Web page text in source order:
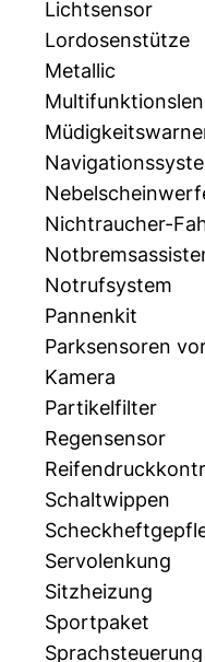
Lichtsensor
Lordosenstütze
Metallic
Nichtraucher-
Notrufsystem
Pannenkit
Parksensoren
Kamera
Partikelfilter
Regensensor
Schaltwippen
Servolenkung
Sitzheizung
Sportpaket
Sprachsteuerung